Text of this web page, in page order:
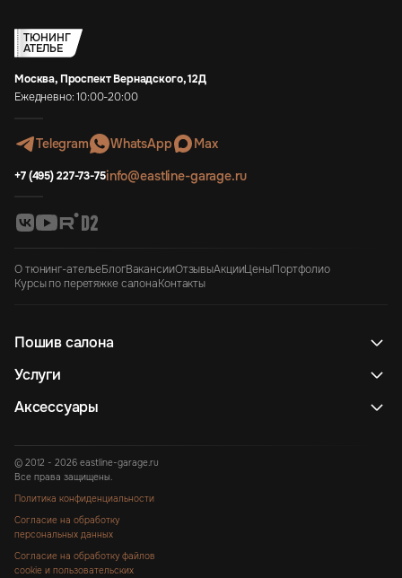
ТЮНИНГ
АТЕЛЬЕ
Москва, Проспект Вернадского, 12Д
Ежедневно: 10:00-20:00
Telegram WhatsApp Max
+7 (495) 227-73-75info@eastline-garage.ru
О тюнинг-ательеБлогВакансииОтзывыАкцииЦеныПортфолио
Курсы по перетяжке салонаКонтакты
Пошив салона
Услуги
Аксессуары
© 2012 - 2026 eastline-garage.ru
Все права защищены.
Политика конфиденциальности
Согласие на обработку
персональных данных
Согласие на обработку файлов
cookie и пользовательских